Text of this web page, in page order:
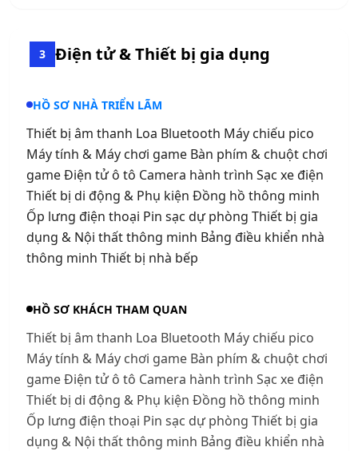
3 Điện tử & Thiết bị gia dụng
HỒ SƠ NHÀ TRIỂN LÃM
Thiết bị âm thanh Loa Bluetooth Máy chiếu pico
Máy tính & Máy chơi game Bàn phím & chuột chơi
game Điện tử ô tô Camera hành trình Sạc xe điện
Thiết bị di động & Phụ kiện Đồng hồ thông minh
Ốp lưng điện thoại Pin sạc dự phòng Thiết bị gia
dụng & Nội thất thông minh Bảng điều khiển nhà
thông minh Thiết bị nhà bếp
HỒ SƠ KHÁCH THAM QUAN
Thiết bị âm thanh Loa Bluetooth Máy chiếu pico
Máy tính & Máy chơi game Bàn phím & chuột chơi
game Điện tử ô tô Camera hành trình Sạc xe điện
Thiết bị di động & Phụ kiện Đồng hồ thông minh
Ốp lưng điện thoại Pin sạc dự phòng Thiết bị gia
dụng & Nội thất thông minh Bảng điều khiển nhà